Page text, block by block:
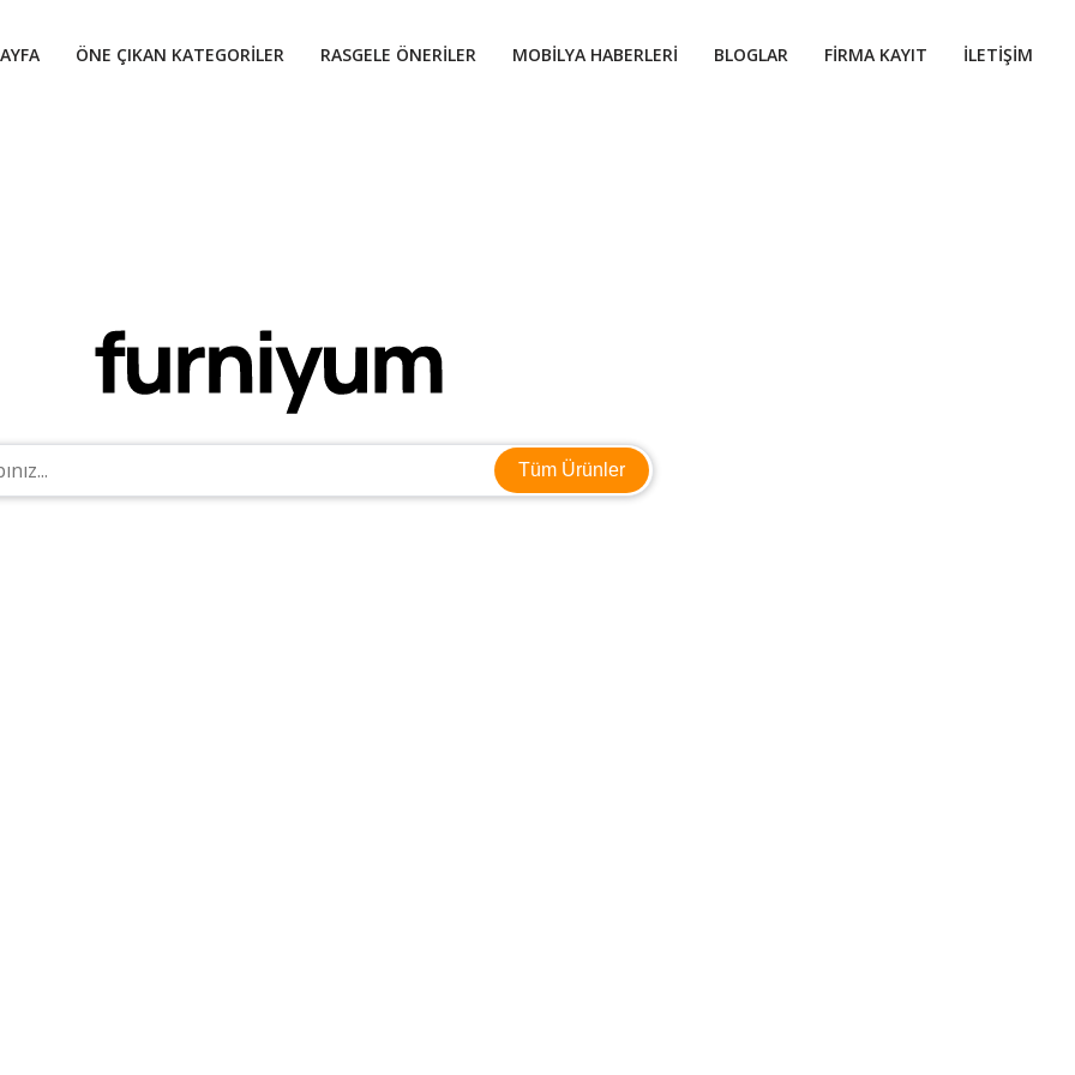
ÖNE ÇIKAN KATEGORILER RASGELE ÖNERILER MOBILYA HABERLERI BLOGLAR FIRMA KAYIT İLETIŞIM
Tüm Ürünler